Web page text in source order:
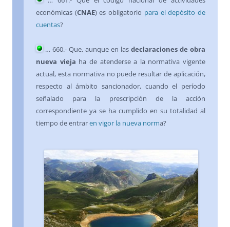
económicas (CNAE) es obligatorio para el depósito de
cuentas?
… 660.- Que, aunque en las declaraciones de obra
nueva vieja ha de atenderse a la normativa vigente
actual, esta normativa no puede resultar de aplicación,
respecto al ámbito sancionador, cuando el período
señalado para la prescripción de la acción
correspondiente ya se ha cumplido en su totalidad al
tiempo de entraren vigor la nueva norma?